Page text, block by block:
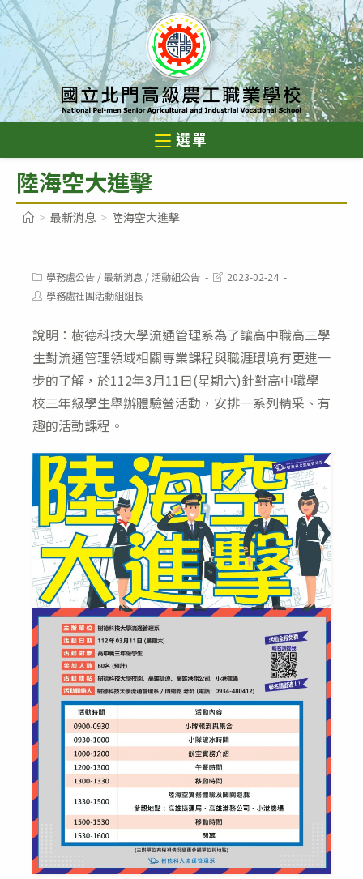
跳
轉
主
要
內
選單
陸海空大進擊
> 最新消息 > 陸海空大進擊
Post
category:
學務處公告 /最新消息 /活動組公告
Post2023-02-24
Post學務處社團活動組組長
說明：樹德科技大學流通管理系為了讓高中職高三學
生對流通管理領域相關專業課程與職涯環境有更進一
步的了解，於112年3月11日(星期六)針對高中職學
校三年級學生舉辦體驗營活動，安排一系列精采、有
趣的活動課程。